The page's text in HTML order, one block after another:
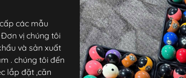
các mẫu
vị chúng tôi
và sản xuất
. chúng tôi đến
lắp đặt ,căn